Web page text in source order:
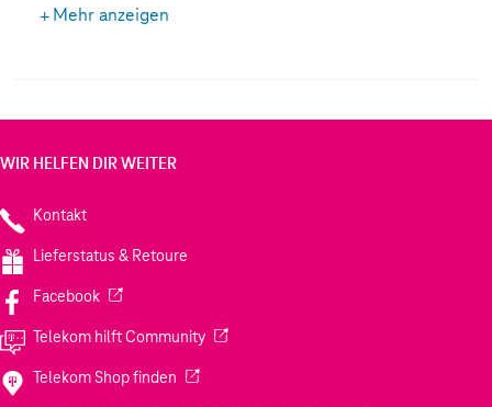
Mehr anzeigen
WIR HELFEN DIR WEITER
Kontakt
Lieferstatus & Retoure
Facebook(Wird in einem neuen Tab geöffnet)
Telekom hilft Community(Wird in einem neuen Tab geöffnet)
Telekom Shop finden (Wird in einem neuen Tab geöffnet)